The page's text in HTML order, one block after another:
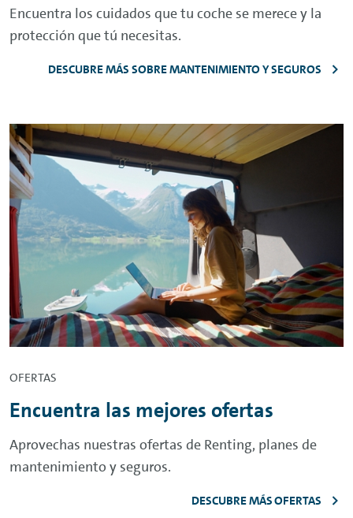
Encuentra los cuidados que tu coche se merece y la
protección que tú necesitas.
DESCUBRE MÁS SOBRE MANTENIMIENTO Y SEGUROS
OFERTAS
Encuentra las mejores ofertas
Aprovechas nuestras ofertas de Renting, planes de
mantenimiento y seguros.
DESCUBRE MÁS OFERTAS